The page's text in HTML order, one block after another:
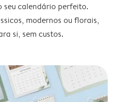
calendário perfeito.
modernos ou florais,
si, sem custos.